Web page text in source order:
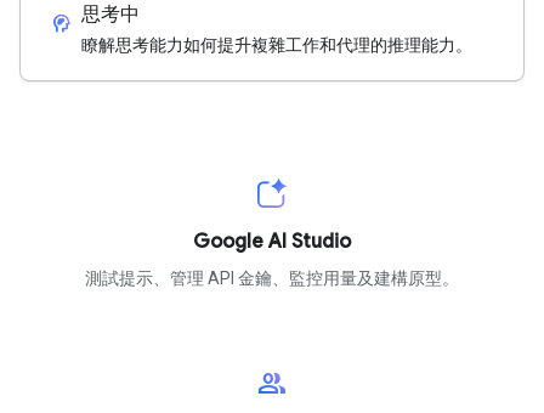
cognition_2 思考中
瞭解思考能力如何提升複雜工作和代理的推理能力。
Google AI Studio
測試提示、管理 API 金鑰、監控用量及建構原型。
group